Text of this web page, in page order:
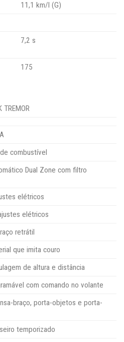
11,1 km/l (G)
7,2 s
175
TREMOR
combustível
Dual Zone com filtro
elétricos
elétricos
retrátil
que imita couro
de altura e distância
com comando no volante
braço, porta-objetos e porta-
temporizado